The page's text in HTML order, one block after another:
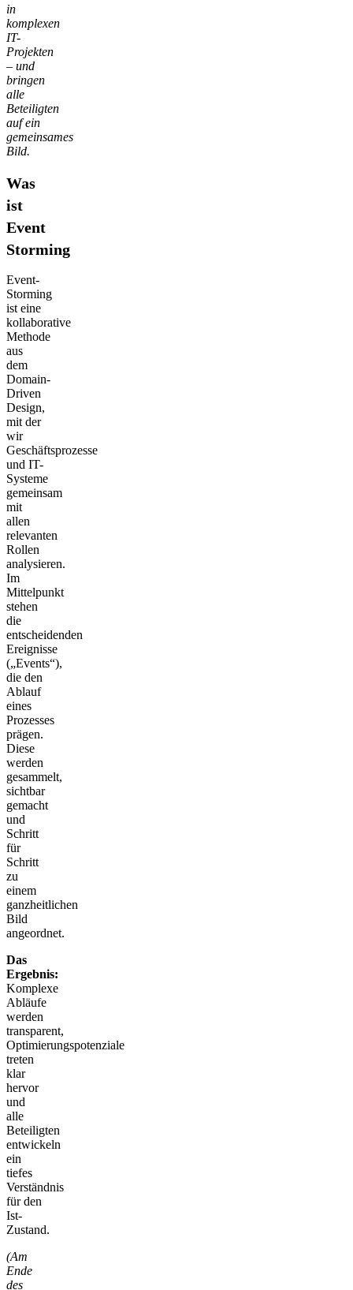
in
komplexen
IT-
Projekten
– und
bringen
alle
Beteiligten
auf ein
gemeinsames
Bild.
Was
ist
Event
Storming
Event-
Storming
ist eine
kollaborative
Methode
aus
dem
Domain-
Driven
Design,
mit der
wir
Geschäftsprozesse
und IT-
Systeme
gemeinsam
mit
allen
relevanten
Rollen
analysieren.
Im
Mittelpunkt
stehen
die
entscheidenden
Ereignisse
(„Events“),
die den
Ablauf
eines
Prozesses
prägen.
Diese
werden
gesammelt,
sichtbar
gemacht
und
Schritt
für
Schritt
zu
einem
ganzheitlichen
Bild
angeordnet.
Das
Ergebnis:
Komplexe
Abläufe
werden
transparent,
Optimierungspotenziale
treten
klar
hervor
und
alle
Beteiligten
entwickeln
ein
tiefes
Verständnis
für den
Ist-
Zustand.
(Am
Ende
des